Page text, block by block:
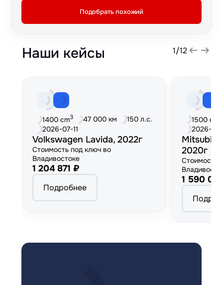
Подобрать похожий
Наши кейсы 1/12
1400 cm3 47 000 км
150 л.с.
2026-07-11
Volkswagen Lavida, 2022г
Стоимость под ключ во
Владивостоке
1 204 871 ₽
Подробнее
1500 cm
2026-
2020г
Стоимость
1 590